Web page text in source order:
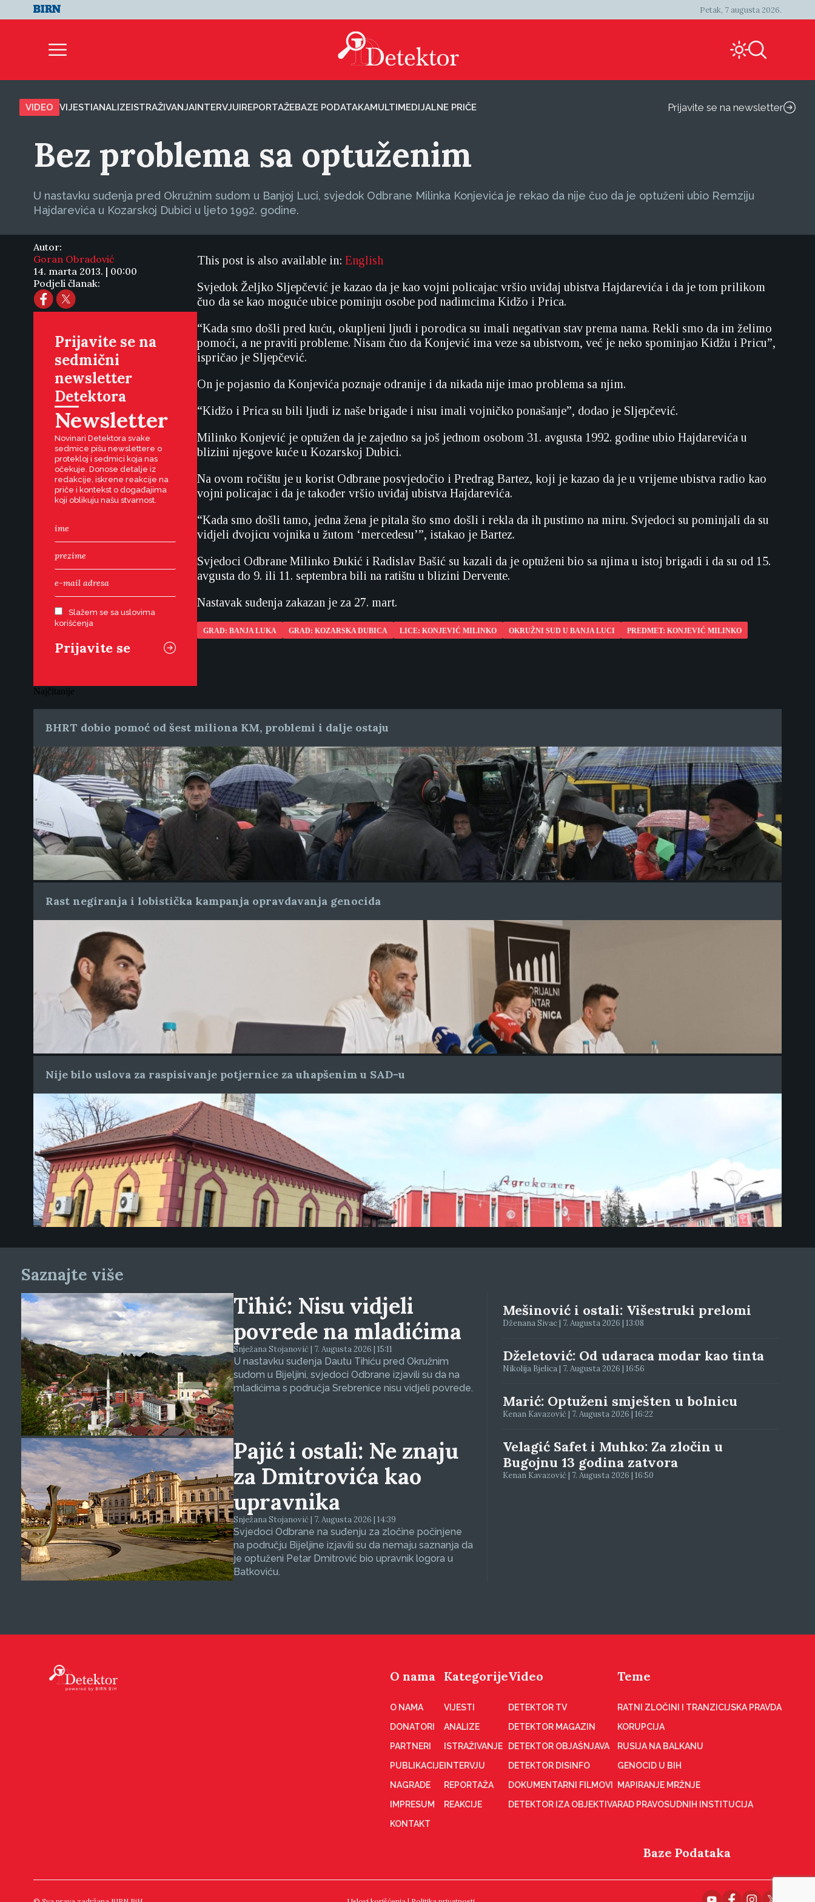
Petak, 7 augusta 2026.
VIDEO VIJESTIANALIZEISTRAŽIVANJAINTERVJUIREPORTAŽEBAZE PODATAKAMULTIMEDIJALNE PRIČE Prijavite se na newsletter
Bez problema sa optuženim
U nastavku suđenja pred Okružnim sudom u Banjoj Luci, svjedok Odbrane Milinka Konjevića je rekao da nije čuo da je optuženi ubio Remziju
Hajdarevića u Kozarskoj Dubici u ljeto 1992. godine.
Autor:
Goran Obradović
14. marta 2013. | 00:00
Podjeli članak:
Prijavite se na
sedmični
newsletter
Detektora
Newsletter
Novinari Detektora svake
sedmice pišu newslettere o
protekloj i sedmici koja nas
očekuje. Donose detalje iz
redakcije, iskrene reakcije na
priče i kontekst o događajima
koji oblikuju našu stvarnost.
Slažem se sa uslovima
korišćenja
This post is also available in: English
Svjedok Željko Sljepčević je kazao da je kao vojni policajac vršio uviđaj ubistva Hajdarevića i da je tom prilikom
čuo da se kao moguće ubice pominju osobe pod nadimcima Kidžo i Prica.
“Kada smo došli pred kuću, okupljeni ljudi i porodica su imali negativan stav prema nama. Rekli smo da im želimo
pomoći, a ne praviti probleme. Nisam čuo da Konjević ima veze sa ubistvom, već je neko spominjao Kidžu i Pricu”,
ispričao je Sljepčević.
On je pojasnio da Konjevića poznaje odranije i da nikada nije imao problema sa njim.
“Kidžo i Prica su bili ljudi iz naše brigade i nisu imali vojničko ponašanje”, dodao je Sljepčević.
Milinko Konjević je optužen da je zajedno sa još jednom osobom 31. avgusta 1992. godine ubio Hajdarevića u
blizini njegove kuće u Kozarskoj Dubici.
Na ovom ročištu je u korist Odbrane posvjedočio i Predrag Bartez, koji je kazao da je u vrijeme ubistva radio kao
vojni policajac i da je također vršio uviđaj ubistva Hajdarevića.
“Kada smo došli tamo, jedna žena je pitala što smo došli i rekla da ih pustimo na miru. Svjedoci su pominjali da su
vidjeli dvojicu vojnika u žutom ‘mercedesu’”, istakao je Bartez.
Svjedoci Odbrane Milinko Đukić i Radislav Bašić su kazali da je optuženi bio sa njima u istoj brigadi i da su od 15.
avgusta do 9. ili 11. septembra bili na ratištu u blizini Dervente.
Nastavak suđenja zakazan je za 27. mart.
GRAD: BANJA LUKA GRAD: KOZARSKA DUBICA LICE: KONJEVIĆ MILINKO OKRUŽNI SUD U BANJA LUCI PREDMET: KONJEVIĆ MILINKO
Najčitanije
BHRT dobio pomoć od šest miliona KM, problemi i dalje ostaju
Rast negiranja i lobistička kampanja opravdavanja genocida
Nije bilo uslova za raspisivanje potjernice za uhapšenim u SAD-u
Saznajte više
Tihić: Nisu vidjeli
povrede na mladićima
Snježana Stojanović | 7. Augusta 2026 | 15:11
U nastavku suđenja Dautu Tihiću pred Okružnim
sudom u Bijeljini, svjedoci Odbrane izjavili su da na
mladićima s područja Srebrenice nisu vidjeli povrede.
Pajić i ostali: Ne znaju
za Dmitrovića kao
upravnika
Snježana Stojanović | 7. Augusta 2026 | 14:39
Svjedoci Odbrane na suđenju za zločine počinjene
na području Bijeljine izjavili su da nemaju saznanja da
je optuženi Petar Dmitrović bio upravnik logora u
Batkoviću.
Mešinović i ostali: Višestruki prelomi
Dženana Sivac | 7. Augusta 2026 | 13:08
Dželetović: Od udaraca modar kao tinta
Nikolija Bjelica | 7. Augusta 2026 | 16:56
Marić: Optuženi smješten u bolnicu
Kenan Kavazović | 7. Augusta 2026 | 16:22
Velagić Safet i Muhko: Za zločin u
Bugojnu 13 godina zatvora
Kenan Kavazović | 7. Augusta 2026 | 16:50
O nama
O NAMA
DONATORI
PARTNERI
PUBLIKACIJE
NAGRADE
IMPRESUM
KONTAKT
Kategorije
VIJESTI
ANALIZE
ISTRAŽIVANJE
INTERVJU
REPORTAŽA
REAKCIJE
Video
DETEKTOR TV
DETEKTOR MAGAZIN
DETEKTOR OBJAŠNJAVA
DETEKTOR DISINFO
DOKUMENTARNI FILMOVI
DETEKTOR IZA OBJEKTIVA
Teme
RATNI ZLOČINI I TRANZICIJSKA PRAVDA
KORUPCIJA
RUSIJA NA BALKANU
GENOCID U BIH
MAPIRANJE MRŽNJE
RAD PRAVOSUDNIH INSTITUCIJA
Baze Podataka